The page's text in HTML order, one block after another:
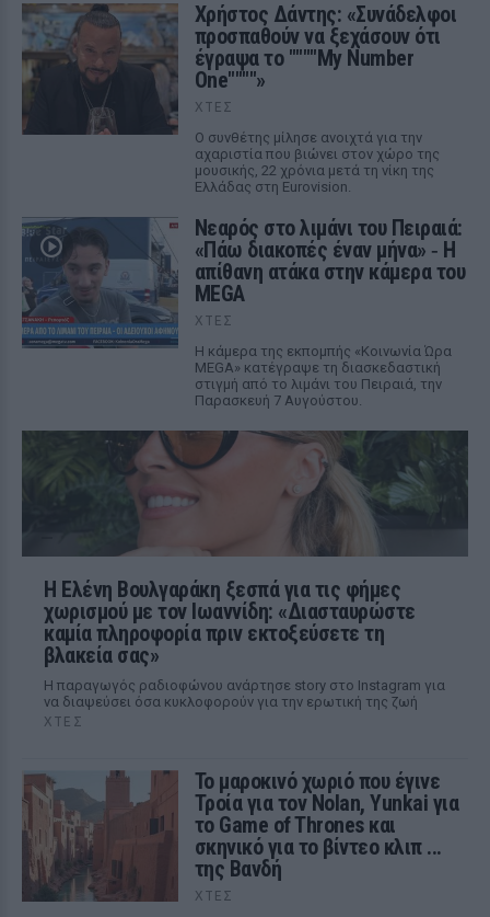
Χρήστος Δάντης: «Συνάδελφοι
προσπαθούν να ξεχάσουν ότι
έγραψα το """"My Number
One""""»
ΧΤΕΣ
Ο συνθέτης μίλησε ανοιχτά για την
αχαριστία που βιώνει στον χώρο της
μουσικής, 22 χρόνια μετά τη νίκη της
Ελλάδας στη Eurovision.
Νεαρός στο λιμάνι του Πειραιά:
«Πάω διακοπές έναν μήνα» ‑ Η
απίθανη ατάκα στην κάμερα του
MEGA
ΧΤΕΣ
Η κάμερα της εκπομπής «Κοινωνία Ώρα
MEGA» κατέγραψε τη διασκεδαστική
στιγμή από το λιμάνι του Πειραιά, την
Παρασκευή 7 Αυγούστου.
Η Ελένη Βουλγαράκη ξεσπά για τις φήμες
χωρισμού με τον Ιωαννίδη: «Διασταυρώστε
καμία πληροφορία πριν εκτοξεύσετε τη
βλακεία σας»
Η παραγωγός ραδιοφώνου ανάρτησε story στο Instagram για
να διαψεύσει όσα κυκλοφορούν για την ερωτική της ζωή
ΧΤΕΣ
Το μαροκινό χωριό που έγινε
Τροία για τον Nolan, Yunkai για
το Game of Thrones και
σκηνικό για το βίντεο κλιπ ...
της Βανδή
ΧΤΕΣ